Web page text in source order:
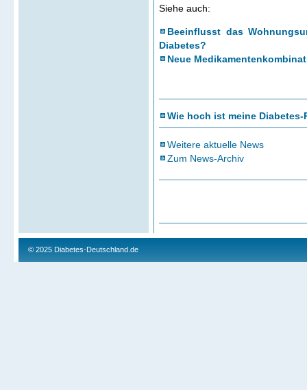
Siehe auch:
Beeinflusst das
Diabetes?
Neue
Wie hoch ist meine Diabetes-
Weitere aktuelle News
Zum News-Archiv
© 2025 Diabetes-Deutschland.de